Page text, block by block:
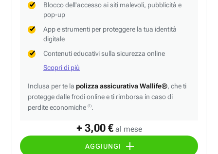
+ 3,00 € al mese
AGGIUNGI
Blocco dell'accesso ai siti malevoli, pubblicità e
pop-up
App e strumenti per proteggere la tua identità
digitale
Contenuti educativi sulla sicurezza online
Scopri di più
Inclusa per te la polizza assicurativa Wallife®, che ti
protegge dalle frodi online e ti rimborsa in caso di
perdite economiche (1).